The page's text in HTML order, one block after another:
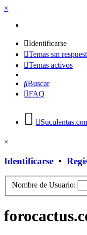
×
Identificarse
Temas sin
Temas activos
Buscar
FAQ
×
Identificarse •
Nombre de Usuario: